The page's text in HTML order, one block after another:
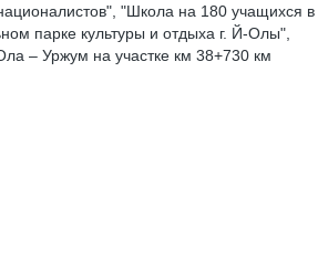
"Школа на 180 учащихся в
парке культуры и отдыха г. Й-Олы",
– Уржум на участке км 38+730 км